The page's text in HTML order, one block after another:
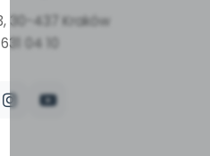
30-437 Kraków
04 10